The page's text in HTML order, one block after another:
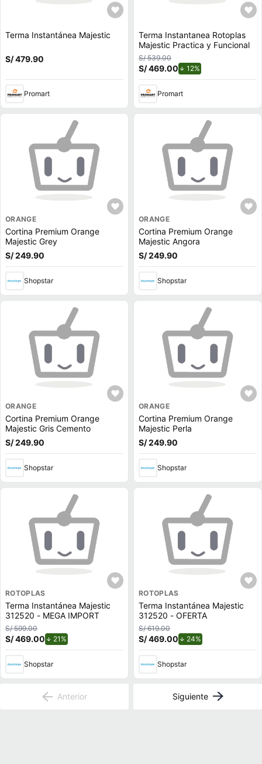
Terma Instantánea Majestic
S/ 479.90
Promart
Terma Instantanea Rotoplas
Majestic Practica y Funcional
S/ 539.00
S/ 469.00 12%
Promart
ORANGE
Cortina Premium Orange
Majestic Grey
S/ 249.90
Shopstar
ORANGE
Cortina Premium Orange
Majestic Angora
S/ 249.90
Shopstar
ORANGE
Cortina Premium Orange
Majestic Gris Cemento
S/ 249.90
Shopstar
ORANGE
Cortina Premium Orange
Majestic Perla
S/ 249.90
Shopstar
ROTOPLAS
Terma Instantánea Majestic
312520 - MEGA IMPORT
S/ 599.00
S/ 469.00 21%
Shopstar
ROTOPLAS
Terma Instantánea Majestic
312520 - OFERTA
S/ 619.00
S/ 469.00 24%
Shopstar
Anterior Siguiente